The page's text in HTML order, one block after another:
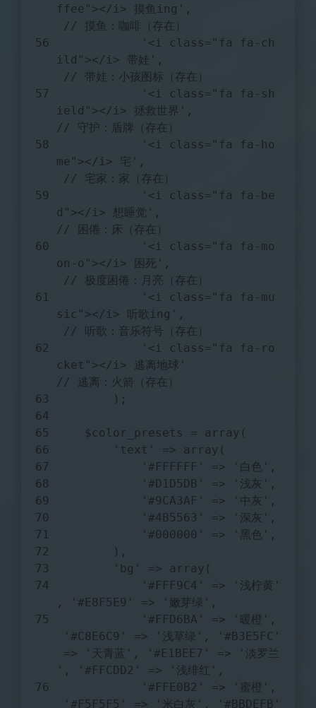
ffee"></i> 摸鱼ing' ,
// 摸鱼：咖啡（存在）
'<i class="fa fa-ch
ild"></i> 带娃' ,
// 带娃：小孩图标（存在）
'<i class="fa fa-sh
ield"></i> 拯救世界' ,
// 守护：盾牌（存在）
'<i class="fa fa-ho
me"></i> 宅' ,
// 宅家：家（存在）
'<i class="fa fa-be
d"></i> 想睡觉' ,
// 困倦：床（存在）
'<i class="fa fa-mo
on-o"></i> 困死' ,
// 极度困倦：月亮（存在）
'<i class="fa fa-mu
sic"></i> 听歌ing' ,
// 听歌：音乐符号（存在）
'<i class="fa fa-ro
cket"></i> 逃离地球'
// 逃离：火箭（存在）
        );
$color_presets = array (
'text'
=> array (
'#FFFFFF'
=> '白色' ,
'#D1D5DB'
=> '浅灰' ,
'#9CA3AF'
=> '中灰' ,
'#4B5563'
=> '深灰' ,
'#000000'
=> '黑色' ,
        ),
'bg'
=> array (
'#FFF9C4'
=>
'浅柠黄'
,
'#E8F5E9' => '嫩芽绿' ,
'#FFD6BA'
=> '暖橙' ,
'#C8E6C9'
=> '浅草绿' ,
'#B3E5FC'
=>
'天青蓝' , '#E1BEE7' =>
'淡罗兰
' , '#FFCDD2' => '浅绯红' ,
'#FFE0B2'
=> '蜜橙' ,
'#F5F5F5'
=> '米白灰' , '#BBDEFB'